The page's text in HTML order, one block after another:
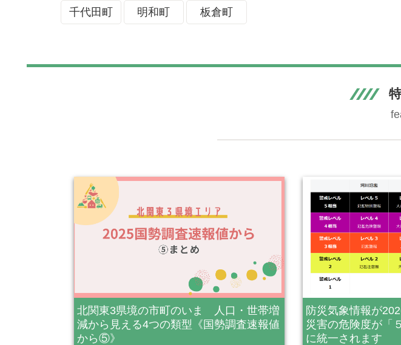
千代田町 明和町 板倉町
北関東3県境の市町のいま 人口・世帯増
減から見える4つの類型《国勢調査速報値
から⑤》
防災気象情報が
災害の危険度が「
に統一されます